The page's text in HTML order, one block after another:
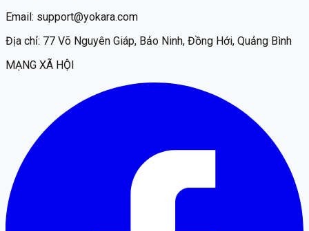
Email: support@yokara.com
Địa chỉ: 77 Võ Nguyên Giáp, Bảo Ninh, Đồng Hới, Quảng Bình
MẠNG XÃ HỘI